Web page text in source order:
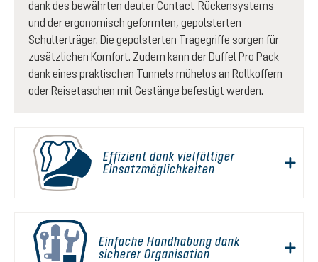
dank des bewährten deuter Contact-Rückensystems
und der ergonomisch geformten, gepolsterten
Schulterträger. Die gepolsterten Tragegriffe sorgen für
zusätzlichen Komfort. Zudem kann der Duffel Pro Pack
dank eines praktischen Tunnels mühelos an Rollkoffern
oder Reisetaschen mit Gestänge befestigt werden.
Effizient dank vielfältiger
Einsatzmöglichkeiten
Einfache Handhabung dank
sicherer Organisation